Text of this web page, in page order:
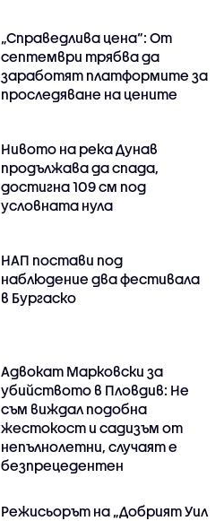
„Справедлива цена“: От
септември трябва да
заработят платформите за
проследяване на цените
Нивото на река Дунав
продължава да спада,
достигна 109 см под
условната нула
НАП постави под
наблюдение два фестивала
в Бургаско
Адвокат Марковски за
убийството в Пловдив: Не
съм виждал подобна
жестокост и садизъм от
непълнолетни, случаят е
безпрецедентен
Режисьорът на „Добрият Уил